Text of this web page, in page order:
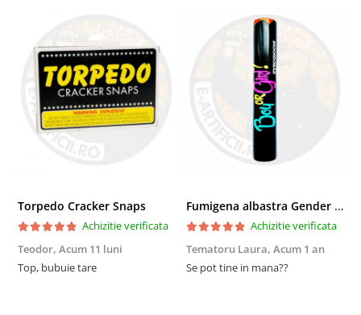
Torpedo Cracker Snaps
Achizitie verificata
Teodor, Acum 11 luni
Top, bubuie tare
Fumigena albastra Gender Reveal - Boy or Girl
Achizitie verificata
Tematoru Laura, Acum 1 an
Se pot tine in mana??